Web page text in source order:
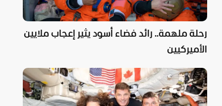
رحلة ملهمة.. رائد فضاء أسود يثير إعجاب ملايين
الأميركيين